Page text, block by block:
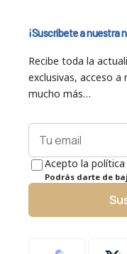
¡Suscríbete a nuestra
Recibe toda la
exclusivas, acceso
mucho más…
Acepto la política
Podrás darte de